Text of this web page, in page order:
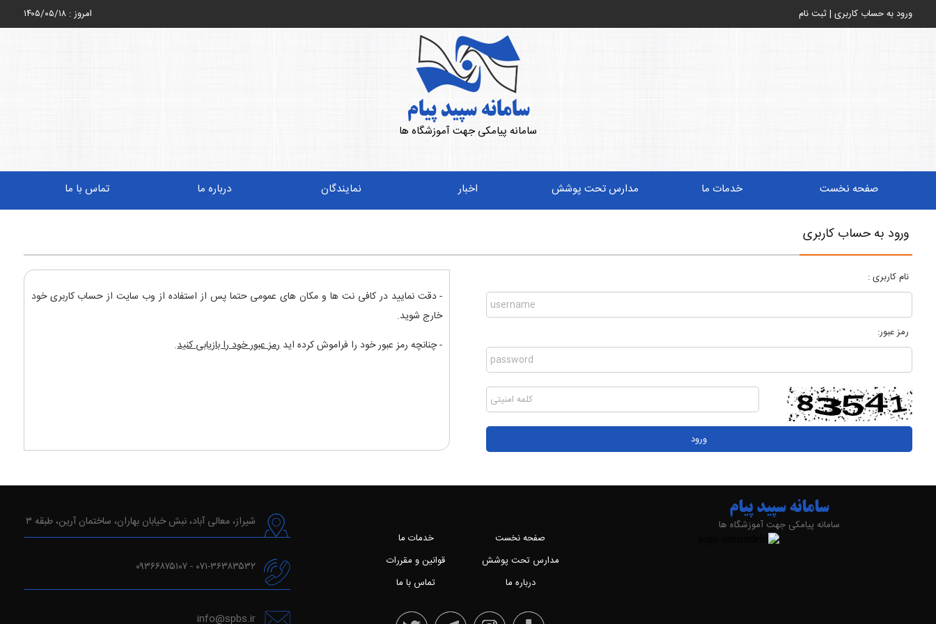
ورود به حساب کاربری|ثبت نام امروز : ۱۴۰۵/۰۵/۱۸
سامانه سپید پیام
سامانه پیامکی جهت آموزشگاه ها
صفحه نخست خدمات ما مدارس تحت پوشش اخبار نمایندگان درباره ما تماس با ما
ورود به حساب کاربری
نام کاربری :
رمز عبور:
- دقت نمایید در کافی نت ها و مکان های عمومی حتما پس از استفاده از وب سایت از حساب کاربری خود
خارج شوید.
- چنانچه رمز عبور خود را فراموش کرده ایدرمز عبور خود را بازیابی کنید.
سامانه سپید پیام
سامانه پیامکی جهت آموزشگاه ها
صفحه نخست
خدمات ما
مدارس تحت پوشش
قوانین و مقررات
درباره ما
تماس با ما
شیراز، معالی آباد، نبش خیابان بهاران، ساختمان آرین، طبقه ۳
۰۷۱-۳۶۳۸۳۵۳۲ - ۰۹۳۶۶۸۷۵۱۰۷
info@spbs.ir